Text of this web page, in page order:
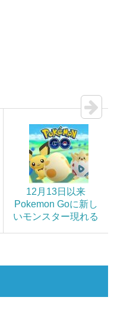
12月13日以来
Pokemon Goに新し
いモンスター現れる